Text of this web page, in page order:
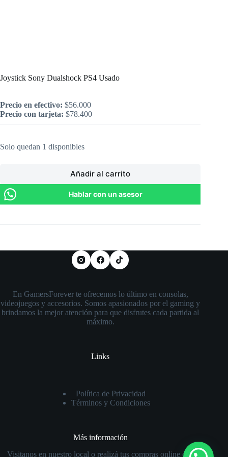
Joystick Sony Dualshock PS4 Usado
Precio en efectivo: $56.000
Precio con tarjeta: $78.400
Solo quedan 1 disponibles
Añadir al carrito
Hablar con un asesor
En GamersForever te ofrecemos lo último en consolas,
videojuegos y accesorios. Somos apasionados por el gaming y
brindamos la mejor atención para que disfrutes cada partida al
máximo.
Links
Política de Privacidad
Términos y Condiciones
Más información
Visitanos en nuestro local o realizá tus compras online con